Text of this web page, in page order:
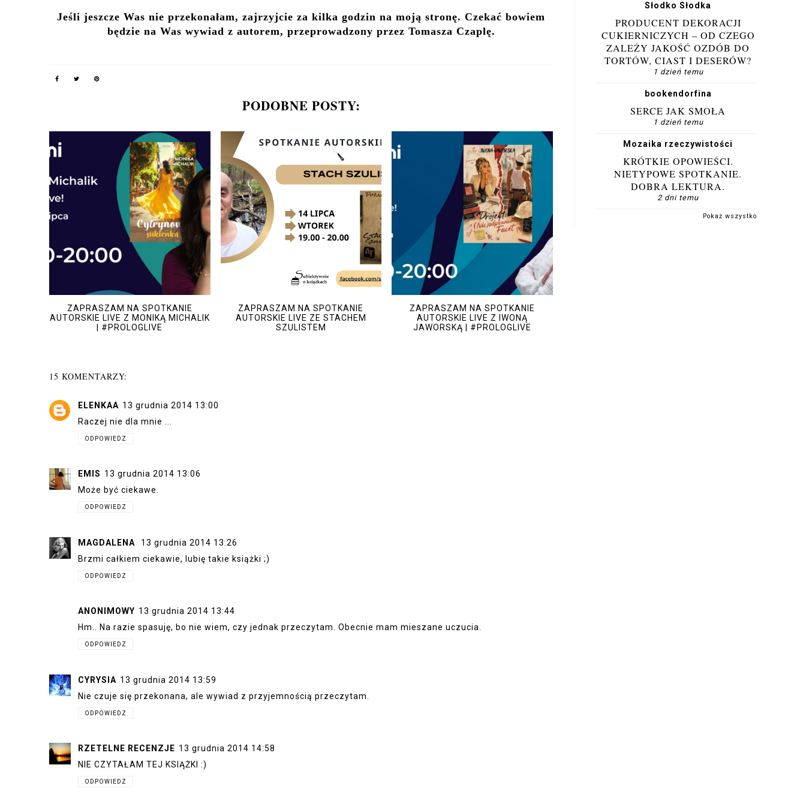
Jeśli jeszcze Was nie przekonałam, zajrzyjcie za kilka godzin na moją stronę. Czekać bowiem
będzie na Was wywiad z autorem, przeprowadzony przez Tomasza Czaplę.
PODOBNE POSTY:
ZAPRASZAM NA SPOTKANIE
AUTORSKIE LIVE Z MONIKĄ MICHALIK
| #PROLOGLIVE
ZAPRASZAM NA SPOTKANIE
AUTORSKIE LIVE ZE STACHEM
SZULISTEM
ZAPRASZAM NA SPOTKANIE
AUTORSKIE LIVE Z IWONĄ
JAWORSKĄ | #PROLOGLIVE
15 KOMENTARZY:
ELENKAA 13 grudnia 2014 13:00
Raczej nie dla mnie ...
ODPOWIEDZ
EMIS 13 grudnia 2014 13:06
Może być ciekawe.
ODPOWIEDZ
MAGDALENA
13 grudnia 2014 13:26
Brzmi całkiem ciekawie, lubię takie książki ;)
ODPOWIEDZ
ANONIMOWY 13 grudnia 2014 13:44
Hm.. Na razie spasuję, bo nie wiem, czy jednak przeczytam. Obecnie mam mieszane uczucia.
ODPOWIEDZ
CYRYSIA 13 grudnia 2014 13:59
Nie czuje się przekonana, ale wywiad z przyjemnością przeczytam.
ODPOWIEDZ
RZETELNE RECENZJE 13 grudnia 2014 14:58
NIE CZYTAŁAM TEJ KSIĄŻKI :)
ODPOWIEDZ
Słodko Słodka
PRODUCENT DEKORACJI
CUKIERNICZYCH – OD CZEGO
ZALEŻY JAKOŚĆ OZDÓB DO
TORTÓW, CIAST I DESERÓW?
1 dzień temu
bookendorfina
SERCE JAK SMOŁA
1 dzień temu
Mozaika rzeczywistości
KRÓTKIE OPOWIEŚCI.
NIETYPOWE SPOTKANIE.
DOBRA LEKTURA.
2 dni temu
Pokaż wszystko